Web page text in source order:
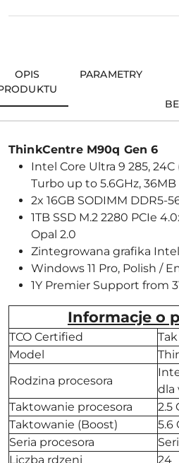
OPIS
PARAMETRY
ThinkCentre M90q Gen 6
Intel Core Ultra 9 285, 24C
Turbo up to 5.6GHz,
2x 16GB SODIMM DDR5-
1TB SSD M.2 2280 PCIe
Opal 2.0
Zintegrowana grafika Intel
Windows 11 Pro, Polish /
1Y Premier Support from
Informacje o
TCO Certified
Tak
Model
Rodzina procesora
dla
Taktowanie procesora
2.5
Taktowanie (Boost)
5.6
Seria procesora
Liczba rdzeni
24